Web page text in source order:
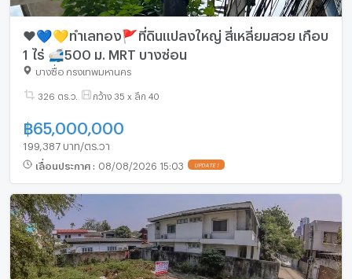
❤️💙💛ทำเลทอง🚩ที่ดินแปลงใหญ่ สี่เหลี่ยมสวย เกือบ
1 ไร่ 🚅500 ม. MRT บางซ่อน
บางซื่อ กรุงเทพมหานคร
326 ตร.ว. กว้าง 35 x ลึก 40
฿65,000,000
199,387 บาท/ตร.วา
เลื่อนประกาศ : 08/08/2026 15:03 UPDATE !